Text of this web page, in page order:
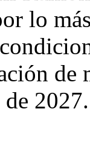
lo
de
de